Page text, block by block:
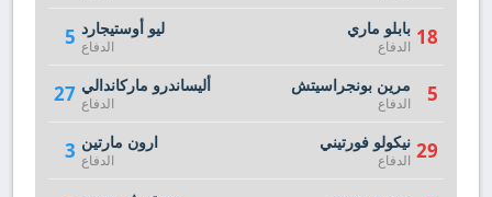
5 ليو أوستيجارد
الدفاع
27 أليساندرو ماركاندالي
الدفاع
3 ارون مارتين
الدفاع
18 بابلو ماري
الدفاع
5 مرين بونجراسيتش
الدفاع
29 نيكولو فورتيني
الدفاع